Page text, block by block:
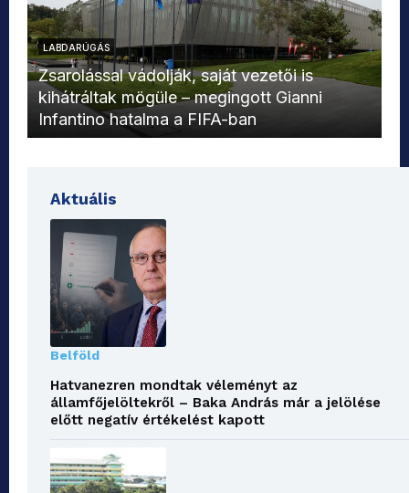
LABDARÚGÁS
Zsarolással vádolják, saját vezetői is
kihátráltak mögüle – megingott Gianni
Infantino hatalma a FIFA-ban
Aktuális
Belföld
Hatvanezren mondtak véleményt az
államfőjelöltekről – Baka András már a jelölése
előtt negatív értékelést kapott